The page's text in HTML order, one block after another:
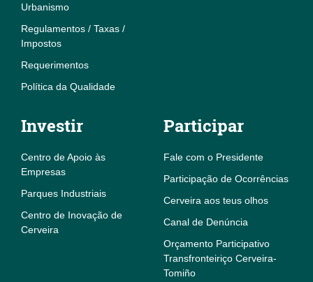
Urbanismo
Regulamentos / Taxas /
Impostos
Requerimentos
Política da Qualidade
Investir
Centro de Apoio às
Empresas
Parques Industriais
Centro de Inovação de
Cerveira
Participar
Fale com o Presidente
Participação de Ocorrências
Cerveira aos teus olhos
Canal de Denúncia
Orçamento Participativo
Transfronteiriço Cerveira-
Tomiño